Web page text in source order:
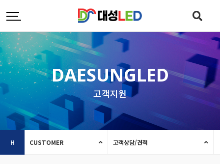
DAESUNGLED
고객지원
H CUSTOMER 고객상담/견적